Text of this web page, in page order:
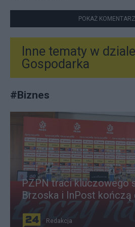
POKAŻ
Inne tematy w dziale
Gospodarka
#Biznes
PZPN traci kluczowego
Brzoska i InPost kończą
Redakcja